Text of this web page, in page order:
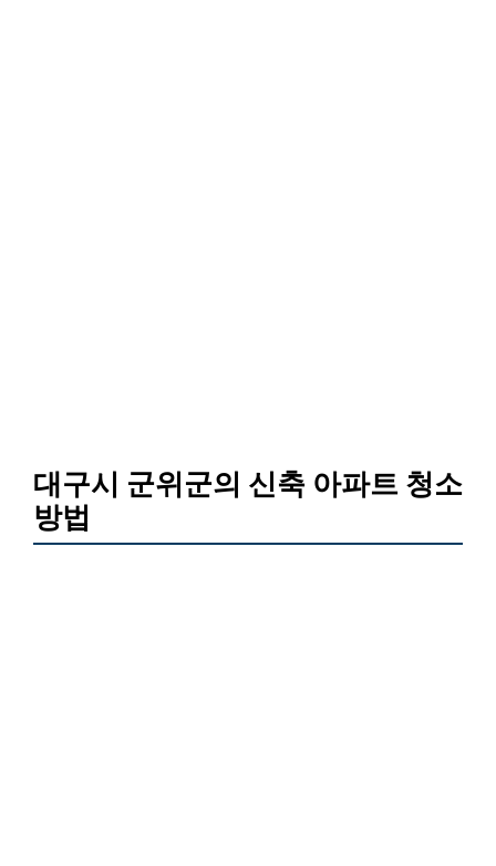
대구시 군위군의 신축 아파트 청소
방법